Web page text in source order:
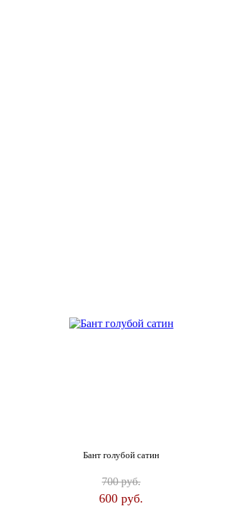
Бант голубой сатин
700руб.
600 руб.